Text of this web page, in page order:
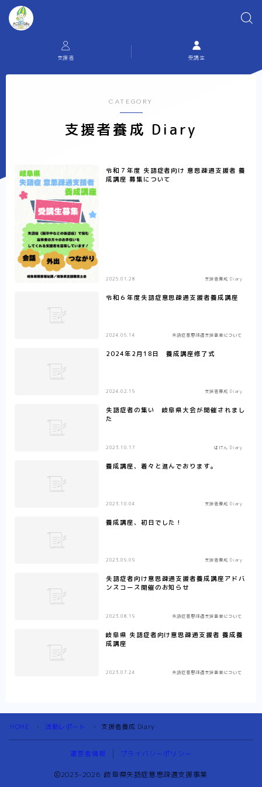
支援者 受講生
CATEGORY
支援者養成 Diary
令和７年度 失語症者向け 意思疎通支援者 養
成講座 募集について
2025.01.28 支援者養成 Diary
令和６年度失語症意思疎通支援者養成講座
2024.06.14 失語症意思疎通支援事業について
2024年2月18日 養成講座修了式
2024.02.19 支援者養成 Diary
失語症者の集い 岐阜県大会が開催されまし
た
2023.10.17 はけん Diary
養成講座、着々と進んでおります。
2023.10.04 支援者養成 Diary
養成講座、初日でした！
2023.09.09 支援者養成 Diary
失語症者向け意思疎通支援者養成講座アドバ
ンスコース開催のお知らせ
2023.08.19 失語症意思疎通支援事業について
岐阜県 失語症者向け意思疎通支援者 養成養
成講座
2023.07.24 失語症意思疎通支援事業について
HOME ＞ 活動レポート ＞ 支援者養成 Diary
運営者情報 プライバシーポリシー
2023–2026 岐阜県失語症意思疎通支援事業